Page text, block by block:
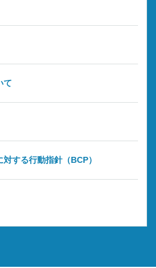
て
する行動指針（BCP）